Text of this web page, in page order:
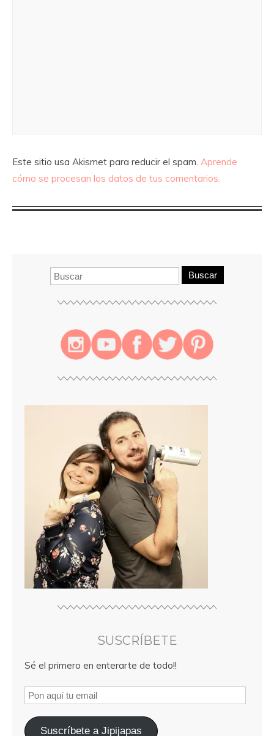
Este sitio usa Akismet para reducir el spam. Aprende
cómo se procesan los datos de tus comentarios.
Buscar
SUSCRÍBETE
Sé el primero en enterarte de todo!!
Suscríbete a Jipijapas